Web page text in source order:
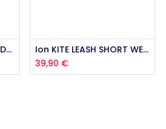
Side on KITE LEASH HANDLE PASS 1M
Ajouter au panier
Ion KITE LEASH SHORT WEBBING
39,90 €